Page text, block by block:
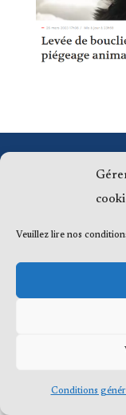
Veuillez lire nos
Conditions
© 2023